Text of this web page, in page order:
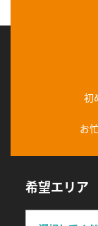
初
お
希望エリア